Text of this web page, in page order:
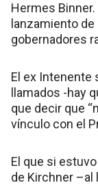
Hermes
lanzamiento
gobernadores
El ex Intenente
llamados -hay
que decir que
vínculo con el
El que si
de Kirchner –al